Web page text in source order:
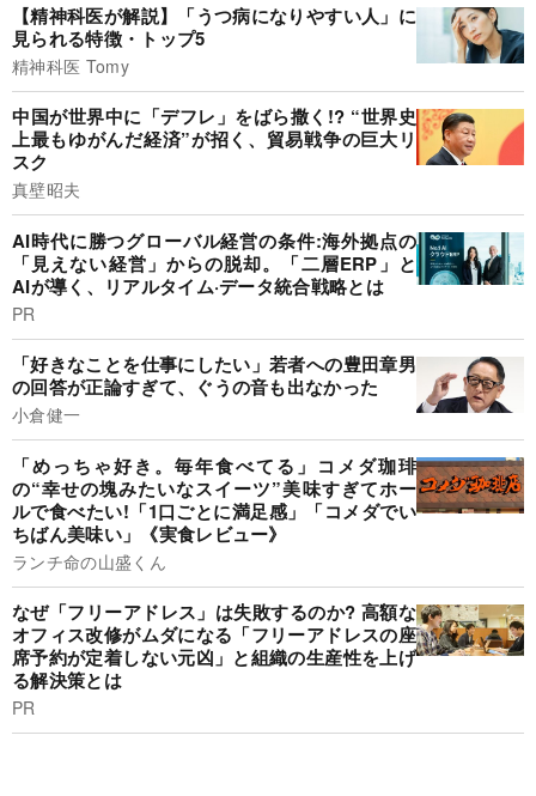
【精神科医が解説】「うつ病になりやすい人」に
見られる特徴・トップ5
精神科医 Tomy
中国が世界中に「デフレ」をばら撒く!? “世界史
上最もゆがんだ経済”が招く、貿易戦争の巨大リ
スク
真壁昭夫
AI時代に勝つグローバル経営の条件:海外拠点の
「見えない経営」からの脱却。「二層ERP」と
AIが導く、リアルタイム·データ統合戦略とは
PR
「好きなことを仕事にしたい」若者への豊田章男
の回答が正論すぎて、ぐうの音も出なかった
小倉健一
「めっちゃ好き。毎年食べてる」コメダ珈琲
の“幸せの塊みたいなスイーツ”美味すぎてホー
ルで食べたい!「1口ごとに満足感」「コメダでい
ちばん美味い」《実食レビュー》
ランチ命の山盛くん
なぜ「フリーアドレス」は失敗するのか? 高額な
オフィス改修がムダになる「フリーアドレスの座
席予約が定着しない元凶」と組織の生産性を上げ
る解決策とは
PR